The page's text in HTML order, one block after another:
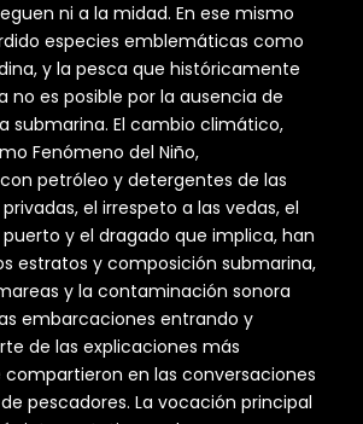
ni a la midad. En ese mismo
especies emblemáticas como
y la pesca que históricamente
no es posible por la ausencia de
submarina. El cambio climático,
Fenómeno del Niño,
petróleo y detergentes de las
el irrespeto a las vedas, el
y el dragado que implica, han
estratos y composición submarina,
y la contaminación sonora
embarcaciones entrando y
de las explicaciones más
en las conversaciones
pescadores. La vocación principal